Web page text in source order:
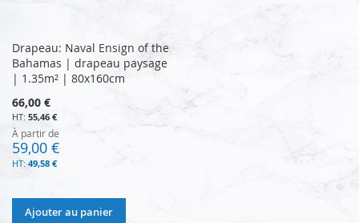
Drapeau: Naval Ensign of the
Bahamas | drapeau paysage
| 1.35m² | 80x160cm
66,00 €
55,46 €
À partir de
59,00 €
49,58 €
Ajouter au panier